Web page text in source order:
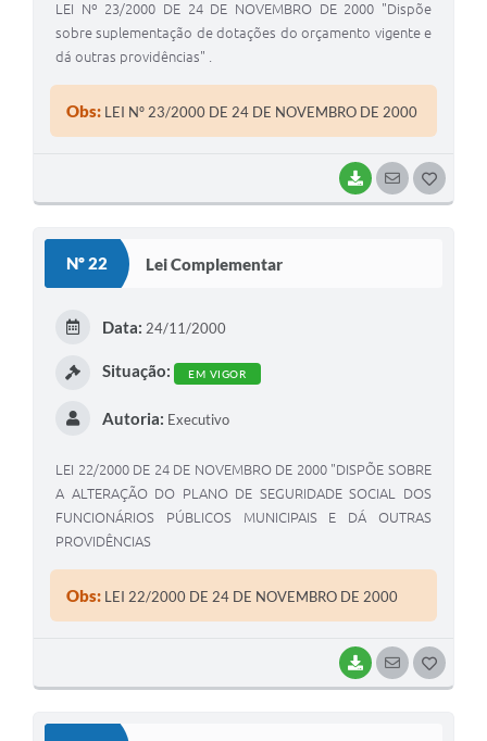
BAIXARSEGUIR
LEI Nº 23/2000 DE 24 DE NOVEMBRO DE 2000 "Dispõe
sobre suplementação de dotações do orçamento vigente e
dá outras providências" .
Obs: LEI Nº 23/2000 DE 24 DE NOVEMBRO DE 2000
Nº 22 Lei Complementar
BAIXARSEGUIR
Data: 24/11/2000
Situação: EM VIGOR
Autoria: Executivo
LEI 22/2000 DE 24 DE NOVEMBRO DE 2000 "DISPÕE SOBRE
A ALTERAÇÃO DO PLANO DE SEGURIDADE SOCIAL DOS
FUNCIONÁRIOS PÚBLICOS MUNICIPAIS E DÁ OUTRAS
PROVIDÊNCIAS
Obs: LEI 22/2000 DE 24 DE NOVEMBRO DE 2000